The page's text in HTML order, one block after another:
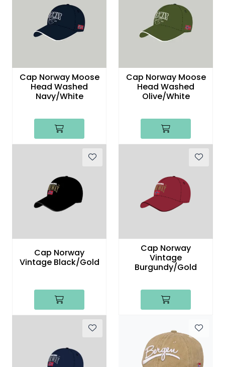
Cap Norway Moose
Head Washed
Navy/White
Cap Norway Moose
Head Washed
Olive/White
Cap Norway
Vintage Black/Gold
Cap Norway
Vintage
Burgundy/Gold